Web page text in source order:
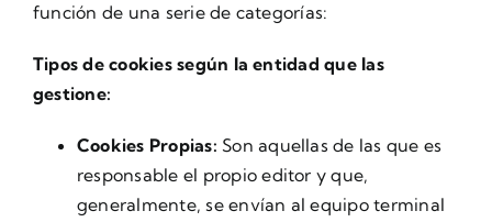
función de una serie de categorías:
Tipos de cookies según la entidad que las
gestione:
Cookies Propias:Son aquellas de las que es
responsable el propio editor y que,
generalmente, se envían al equipo terminal